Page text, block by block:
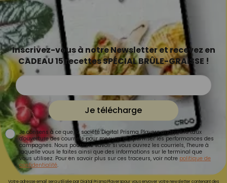
Inscrivez-vous à notre Newsletter et recevez en
CADEAU 15 recettes SPÉCIAL BRÛLE-GRAISSE !
Je télécharge
Je consens à ce que la société Digital Prisma Players analyse le taux
d'ouverture des courriels pour mesurer et optimiser les performances des
campagnes. Nous pourrons savoir si vous ouvrez les courriels, l'heure à
laquelle vous le faites ainsi que des informations sur le terminal que
vous utilisez. Pour en savoir plus sur ces traceurs, voir notre politique de
confidentialité.
Votre adresse email sera utilisée par Digital Prisma Playerspour vous envoyer votre newsletter contenant des